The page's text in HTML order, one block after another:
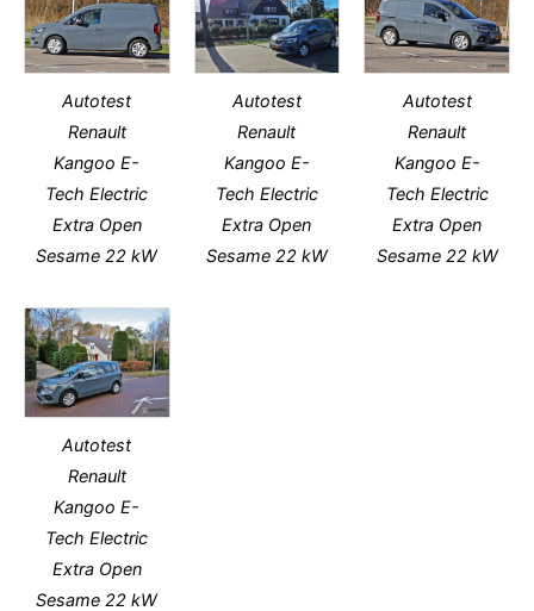
Autotest
Renault
Kangoo E-
Tech Electric
Extra Open
Sesame 22 kW
Autotest
Renault
Kangoo E-
Tech Electric
Extra Open
Sesame 22 kW
Autotest
Renault
Kangoo E-
Tech Electric
Extra Open
Sesame 22 kW
Autotest
Renault
Kangoo E-
Tech Electric
Extra Open
Sesame 22 kW